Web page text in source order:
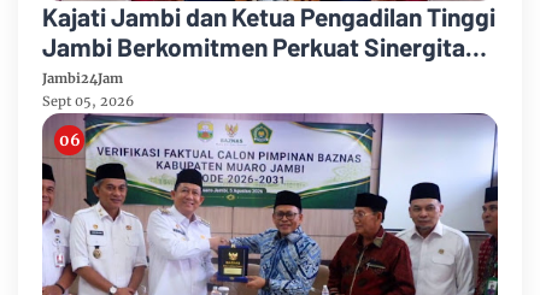
Kajati Jambi dan Ketua Pengadilan Tinggi
Jambi Berkomitmen Perkuat Sinergitas
Penegakan Hukum
Jambi24Jam
Sept 05, 2026